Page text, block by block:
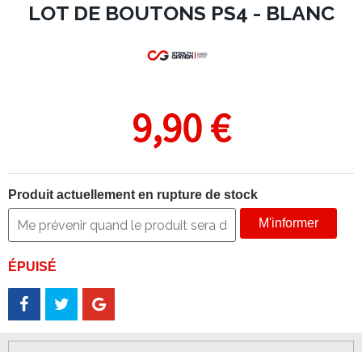
LOT DE BOUTONS PS4 - BLANC
9,90 €
Produit actuellement en rupture de stock
M'informer
ÉPUISÉ